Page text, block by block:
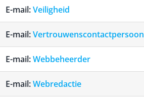
E-mail:Veiligheid
E-mail:Vertrouwenscontactpersoon
E-mail:Webbeheerder
E-mail:Webredactie